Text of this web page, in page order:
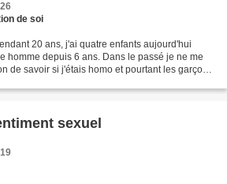
de soi
20 ans, j'ai quatre enfants aujourd'hui
homme depuis 6 ans. Dans le passé je ne me
de savoir si j'étais homo et pourtant les garçons
sexuel